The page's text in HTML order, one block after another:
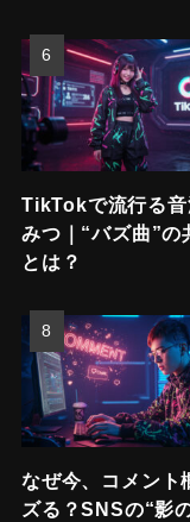
TikTokで流行る音
みつ｜“バズ曲”の
とは？
なぜ今、コメント
ズる？SNSの“影